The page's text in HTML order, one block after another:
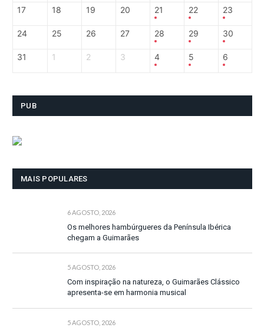
17 18 19 20 21 22 23
24 25 26 27 28 29 30
31 1 2 3 4 5 6
PUB
MAIS POPULARES
6 AGOSTO, 2026
Os melhores hambúrgueres da Península Ibérica
chegam a Guimarães
5 AGOSTO, 2026
Com inspiração na natureza, o Guimarães Clássico
apresenta-se em harmonia musical
5 AGOSTO, 2026